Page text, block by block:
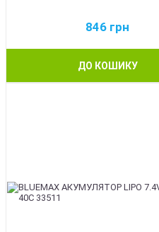
846 грн
ДО КОШИКУ